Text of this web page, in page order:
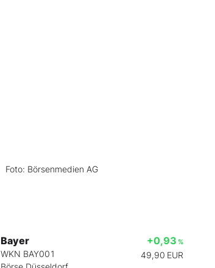
Foto: Börsenmedien AG
Bayer
WKN BAY001
+0,93 %
49,90 EUR